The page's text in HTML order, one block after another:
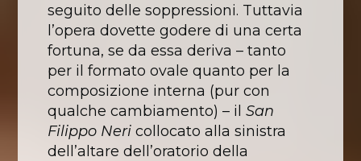
seguito delle soppressioni. Tuttavia
l’opera dovette godere di una certa
fortuna, se da essa deriva – tanto
per il formato ovale quanto per la
composizione interna (pur con
qualche cambiamento) – il San
Filippo Nericollocato alla sinistra
dell’altare dell’oratorio della